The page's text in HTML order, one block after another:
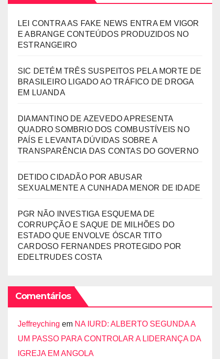
LEI CONTRA AS FAKE NEWS ENTRA EM VIGOR
E ABRANGE CONTEÚDOS PRODUZIDOS NO
ESTRANGEIRO
SIC DETÉM TRÊS SUSPEITOS PELA MORTE DE
BRASILEIRO LIGADO AO TRÁFICO DE DROGA
EM LUANDA
DIAMANTINO DE AZEVEDO APRESENTA
QUADRO SOMBRIO DOS COMBUSTÍVEIS NO
PAÍS E LEVANTA DÚVIDAS SOBRE A
TRANSPARÊNCIA DAS CONTAS DO GOVERNO
DETIDO CIDADÃO POR ABUSAR
SEXUALMENTE A CUNHADA MENOR DE IDADE
PGR NÃO INVESTIGA ESQUEMA DE
CORRUPÇÃO E SAQUE DE MILHÕES DO
ESTADO QUE ENVOLVE ÓSCAR TITO
CARDOSO FERNANDES PROTEGIDO POR
EDELTRUDES COSTA
Comentários
Jeffreyching em NA IURD: ALBERTO SEGUNDA A
UM PASSO PARA CONTROLAR A LIDERANÇA DA
IGREJA EM ANGOLA